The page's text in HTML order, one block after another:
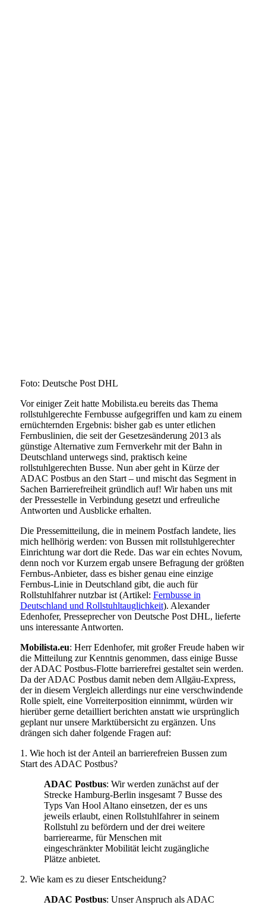
Foto: Deutsche Post DHL
Vor einiger Zeit hatte Mobilista.eu bereits das Thema
rollstuhlgerechte Fernbusse aufgegriffen und kam zu einem
ernüchternden Ergebnis: bisher gab es unter etlichen
Fernbuslinien, die seit der Gesetzesänderung 2013 als
günstige Alternative zum Fernverkehr mit der Bahn in
Deutschland unterwegs sind, praktisch keine
rollstuhlgerechten Busse. Nun aber geht in Kürze der
ADAC Postbus an den Start – und mischt das Segment in
Sachen Barrierefreiheit gründlich auf! Wir haben uns mit
der Pressestelle in Verbindung gesetzt und erfreuliche
Antworten und Ausblicke erhalten.
Die Pressemitteilung, die in meinem Postfach landete, lies
mich hellhörig werden: von Bussen mit rollstuhlgerechter
Einrichtung war dort die Rede. Das war ein echtes Novum,
denn noch vor Kurzem ergab unsere Befragung der größten
Fernbus-Anbieter, dass es bisher genau eine einzige
Fernbus-Linie in Deutschland gibt, die auch für
Rollstuhlfahrer nutzbar ist (Artikel: Fernbusse in
Deutschland und Rollstuhltauglichkeit). Alexander
Edenhofer, Presseprecher von Deutsche Post DHL, lieferte
uns interessante Antworten.
Mobilista.eu: Herr Edenhofer, mit großer Freude haben wir
die Mitteilung zur Kenntnis genommen, dass einige Busse
der ADAC Postbus-Flotte barrierefrei gestaltet sein werden.
Da der ADAC Postbus damit neben dem Allgäu-Express,
der in diesem Vergleich allerdings nur eine verschwindende
Rolle spielt, eine Vorreiterposition einnimmt, würden wir
hierüber gerne detailliert berichten anstatt wie ursprünglich
geplant nur unsere Marktübersicht zu ergänzen. Uns
drängen sich daher folgende Fragen auf:
1. Wie hoch ist der Anteil an barrierefreien Bussen zum
Start des ADAC Postbus?
ADAC Postbus: Wir werden zunächst auf der
Strecke Hamburg-Berlin insgesamt 7 Busse des
Typs Van Hool Altano einsetzen, der es uns
jeweils erlaubt, einen Rollstuhlfahrer in seinem
Rollstuhl zu befördern und der drei weitere
barrierearme, für Menschen mit
eingeschränkter Mobilität leicht zugängliche
Plätze anbietet.
2. Wie kam es zu dieser Entscheidung?
ADAC Postbus: Unser Anspruch als ADAC